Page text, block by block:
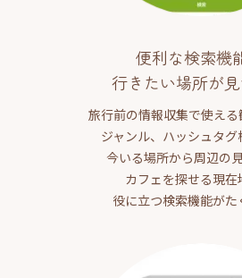
便利な検索機
行きたい場所が
旅行前の情報収集で使える
ジャンル、ハッシュタグ
今いる場所から周辺の
カフェを探せる現在
役に立つ検索機能がた